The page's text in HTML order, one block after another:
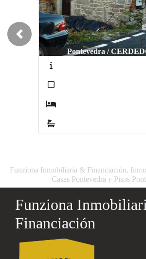
Pontevedra / CERDEDO
Pontevedra / Zona
Previous
Funziona Inmobiliaria & Financiación,
Casas Pontevedra y Pisos
Funziona
Financiación